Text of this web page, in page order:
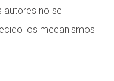
autores no se
los mecanismos